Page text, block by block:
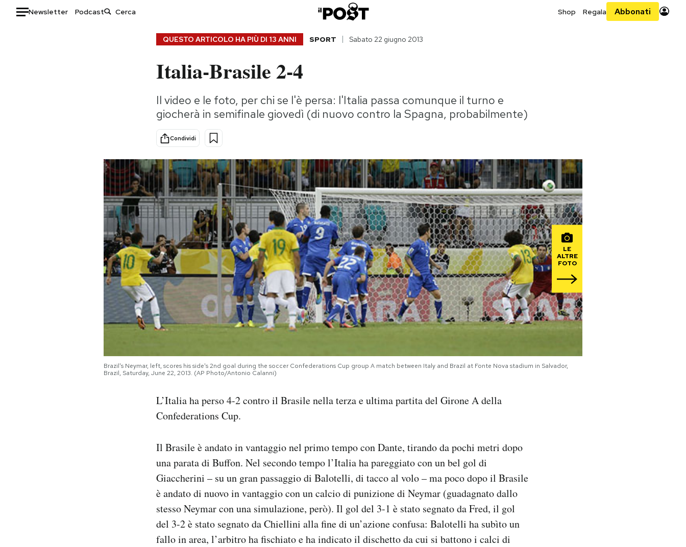
Newsletter Podcast Shop Regala Abbonati
Consumismi
Storie/Idee
Ok Boomer!
Media
Europa
Altrecose
Mondiali calcio 2026
QUESTO ARTICOLO HA PIÙ DI 13 ANNI SPORT Sabato 22 giugno 2013
Italia-Brasile 2-4
Il video e le foto, per chi se l'è persa: l'Italia passa comunque il turno e
giocherà in semifinale giovedì (di nuovo contro la Spagna, probabilmente)
Condividi
LE
ALTRE
FOTO
Brazil's Neymar, left, scores his side's 2nd goal during the soccer Confederations Cup group A match between Italy and Brazil at Fonte Nova stadium in Salvador,
Brazil, Saturday, June 22, 2013. (AP Photo/Antonio Calanni)
L’Italia ha perso 4-2 contro il Brasile nella terza e ultima partita del Girone A della
Confederations Cup.
Il Brasile è andato in vantaggio nel primo tempo con Dante, tirando da pochi metri dopo
una parata di Buffon. Nel secondo tempo l’Italia ha pareggiato con un bel gol di
Giaccherini – su un gran passaggio di Balotelli, di tacco al volo – ma poco dopo il Brasile
è andato di nuovo in vantaggio con un calcio di punizione di Neymar (guadagnato dallo
stesso Neymar con una simulazione, però). Il gol del 3-1 è stato segnato da Fred, il gol
del 3-2 è stato segnato da Chiellini alla fine di un’azione confusa: Balotelli ha subìto un
fallo in area, l’arbitro ha fischiato e ha indicato il dischetto da cui si battono i calci di